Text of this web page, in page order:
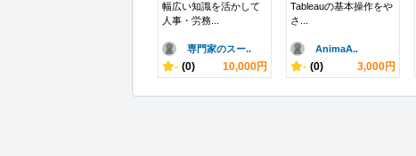
幅広い知識を活かして
人事・労務...
専門家のスー..
- (0) 10,000円
Tableauの基本操作をや
さ...
AnimaA..
- (0) 3,000円